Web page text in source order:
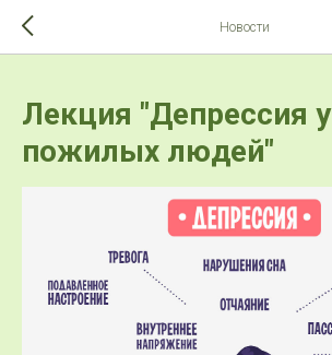
Новости
Лекция "Депрессия у
пожилых людей"